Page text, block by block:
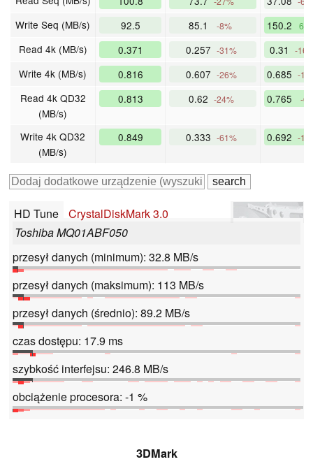
Write Seq (MB/s) 92.5 85.1 -8% 150.2
Read 4k (MB/s) 0.371 0.257 -31% 0.31 -
Write 4k (MB/s) 0.816 0.607 -26% 0.685 -
Read 4k QD32
(MB/s)
0.813 0.62 -24% 0.765 -
Write 4k QD32
(MB/s)
0.849 0.333 -61% 0.692 -
HD Tune
CrystalDiskMark 3.0
Toshiba MQ01ABF050
przesył danych (minimum): 32.8 MB/s
przesył danych (maksimum): 113 MB/s
przesył danych (średnio): 89.2 MB/s
czas dostępu: 17.9 ms
szybkość interfejsu: 246.8 MB/s
obciążenie procesora: -1 %
3DMark